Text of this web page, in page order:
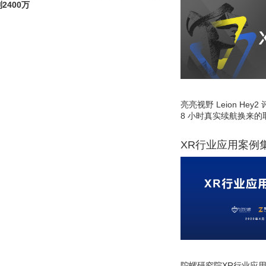
2400万
亮亮视野 Leion Hey2
8 小时真实续航换来的
XR行业应用案例